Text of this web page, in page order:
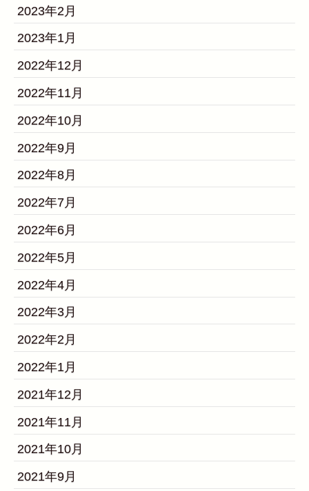
2023年2月
2023年1月
2022年12月
2022年11月
2022年10月
2022年9月
2022年8月
2022年7月
2022年6月
2022年5月
2022年4月
2022年3月
2022年2月
2022年1月
2021年12月
2021年11月
2021年10月
2021年9月